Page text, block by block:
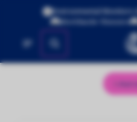
Environmental Monitors
Worldwide Shipping
No se